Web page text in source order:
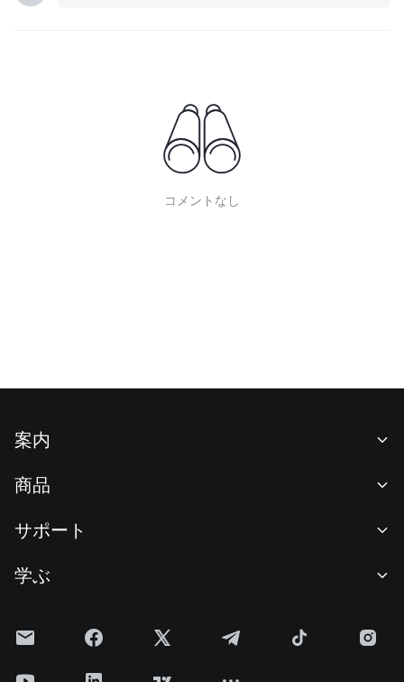
コメントなし
案内
ニュースルーム
F1 Oracle Red Bull Racing 公式スポンサー
商品
現物取引
投資センター
サポート
学ぶ
Gateニュース